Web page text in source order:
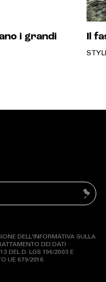
i grandi
Il
DELL'INFORMATIVA SULLA
DEI DATI
DEL D. LGS 196/2003 E
UE 679/2016.
Invia